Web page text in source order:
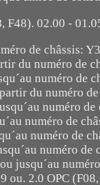
F48). 02.00 -
de châssis:
du numéro de
numéro de
du numéro
numéro
numéro de
numéro de
numéro de
jusqu´au
ou. 2.0 OPC